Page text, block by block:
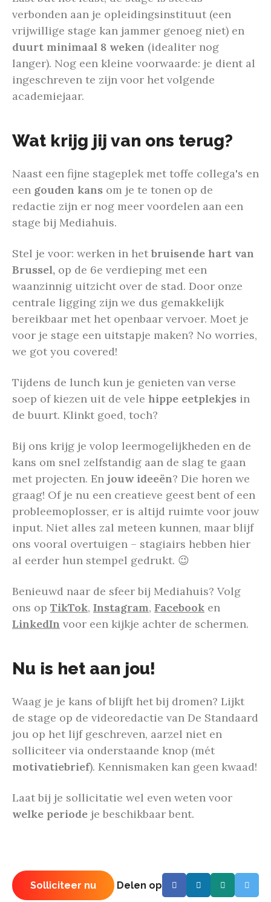
verbonden aan je opleidingsinstituut (een
vrijwillige stage kan jammer genoeg niet) en
duurt minimaal 8 weken (idealiter nog
langer). Nog een kleine voorwaarde: je dient al
ingeschreven te zijn voor het volgende
academiejaar.
Wat krijg jij van ons terug?
Naast een fijne stageplek met toffe collega's en
een gouden kans om je te tonen op de
redactie zijn er nog meer voordelen aan een
stage bij Mediahuis.
Stel je voor: werken in hetbruisende hart van
Brussel, op de 6e verdieping met een
waanzinnig uitzicht over de stad. Door onze
centrale ligging zijn we dus gemakkelijk
bereikbaar met het openbaar vervoer. Moet je
voor je stage een uitstapje maken? No worries,
we got you covered!
Tijdens de lunch kun je genieten van verse
soep of kiezen uit de vele hippe eetplekjes in
de buurt. Klinkt goed, toch?
Bij ons krijg je volop leermogelijkheden en de
kans om snel zelfstandig aan de slag te gaan
met projecten. En jouw ideeën? Die horen we
graag! Of je nu een creatieve geest bent of een
probleemoplosser, er is altijd ruimte voor jouw
input. Niet alles zal meteen kunnen, maar blijf
ons vooral overtuigen – stagiairs hebben hier
al eerder hun stempel gedrukt. 😉
Benieuwd naar de sfeer bij Mediahuis? Volg
ons op TikTok, Instagram, Facebook en
LinkedIn voor een kijkje achter de schermen.
Nu is het aan jou!
Waag je je kans of blijft het bij dromen? Lijkt
de stage op de videoredactie van De Standaard
jou op het lijf geschreven, aarzel niet en
solliciteer via onderstaande knop (mét
motivatiebrief). Kennismaken kan geen kwaad!
Laat bij je sollicitatie wel even weten voor
welke periode je beschikbaar bent.
Solliciteer nu Delen op